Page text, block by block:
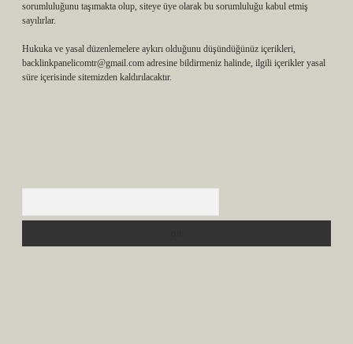
sorumluluğunu taşımakta olup, siteye üye olarak bu sorumluluğu kabul etmiş
sayılırlar.
Hukuka ve yasal düzenlemelere aykırı olduğunu düşündüğünüz içerikleri,
backlinkpanelicomtr@gmail.com adresine bildirmeniz halinde, ilgili içerikler yasal
süre içerisinde sitemizden kaldırılacaktır.